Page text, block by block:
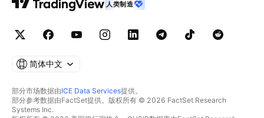
人类制造
简体中文
部分市场数据由ICE Data Services提供。
部分参考数据由FactSet提供。版权所有 © 2026 FactSet Research
Systems Inc.